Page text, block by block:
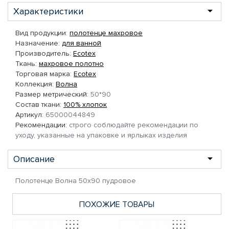
Характеристики
Вид продукции: полотенце махровое
Назначение: для ванной
Производитель: Ecotex
Ткань: махровое полотно
Торговая марка: Ecotex
Коллекция: Волна
Размер метрический: 50*90
Состав ткани: 100% хлопок
Артикул: 65000044849
Рекомендации: строго соблюдайте рекомендации по
уходу, указанные на упаковке и ярлыках изделия
Описание
Полотенце Волна 50х90 пудровое
ПОХОЖИЕ ТОВАРЫ